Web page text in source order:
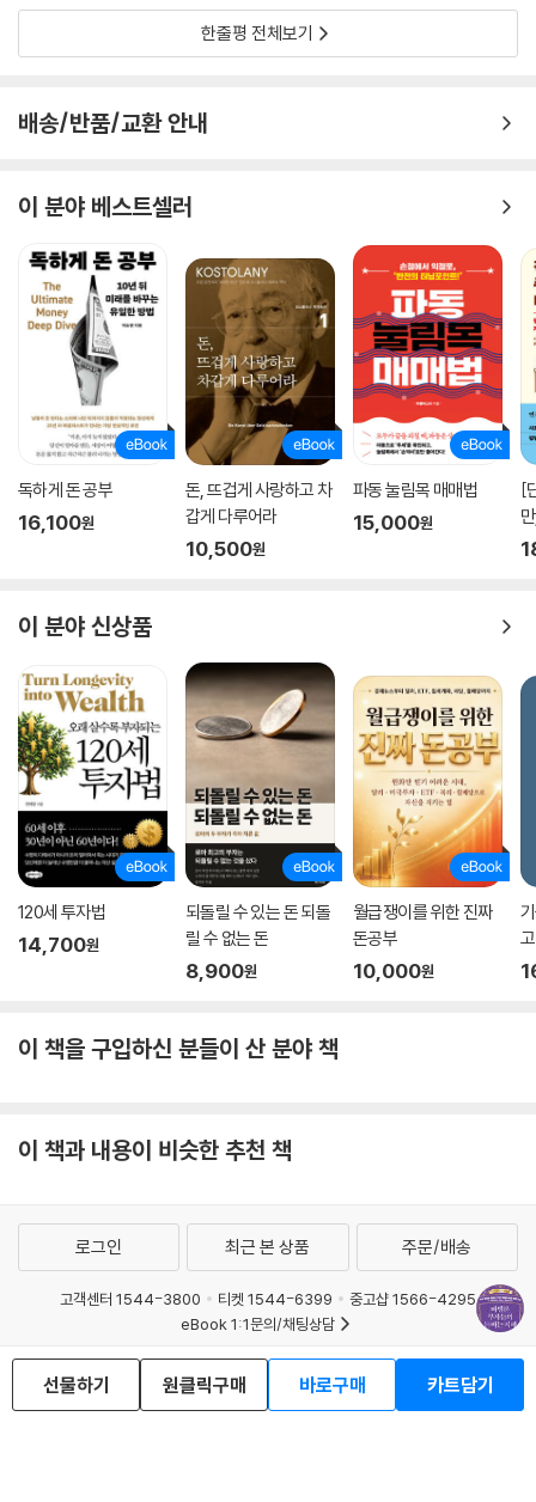
발의 필요성 등을 이해하기 쉬운 우화로 풀어내, 수천만 명에 이르는 사람
단순한 재테크 아이디어북이 아니다. 부와 인생에 대한 깊이 있는 통찰을
그의 메시지는 시대를 초월하여 지금도 많은 이들에게 영감을 주고 있다.
한줄평 전체보기
배송/반품/교환 안내
이 분야 베스트셀러
독하게 돈 공부
16,100원
돈, 뜨겁게 사랑하고 차
갑게 다루어라
10,500원
파동 눌림목 매매법
15,000원
[
이 분야 신상품
120세 투자법
14,700원
되돌릴 수 있는 돈 되돌
릴 수 없는 돈
8,900원
월급쟁이를 위한 진짜
돈공부
10,000원
이 책을 구입하신 분들이 산 분야 책
이 책과 내용이 비슷한 추천 책
선물하기 원클릭구매 바로구매 카트담기
로그인 최근 본 상품 주문/배송
고객센터 1544-3800 티켓 1544-6399
중고샵 1566-4295
eBook 1:1문의/채팅상담
예스이십사(주) 사업자 정보
이용약관
개인정보처리방침
청소년보호정책